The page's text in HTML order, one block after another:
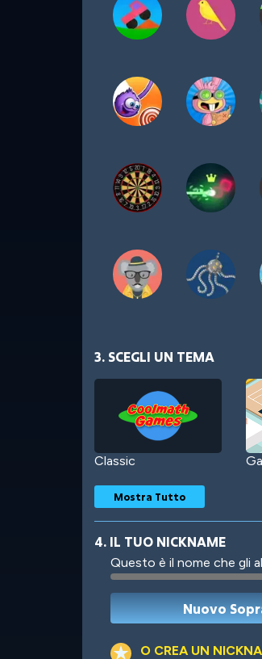
3. SCEGLI UN TEMA
Classic
Robotic
Mostra Tutto
4. IL TUO NICKNAME
Questo è il nome che gli
O CREA UN